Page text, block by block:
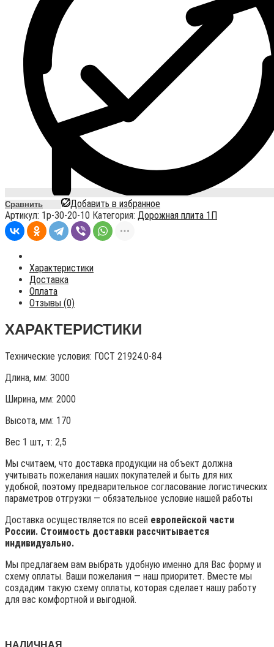
Сравнить
Добавить в избранное
Артикул: 1p-30-20-10 Категория: Дорожная плита 1П
Характеристики
Доставка
Оплата
Отзывы (0)
ХАРАКТЕРИСТИКИ
Технические условия: ГОСТ 21924.0-84
Длина, мм: 3000
Ширина, мм: 2000
Высота, мм: 170
Вес 1 шт, т: 2,5
Мы считаем, что доставка продукции на объект должна
учитывать пожелания наших покупателей и быть для них
удобной, поэтому предварительное согласование логистических
параметров отгрузки — обязательное условие нашей работы
Доставка осуществляется по всей европейской части
России. Стоимость доставки рассчитывается
индивидуально.
Мы предлагаем вам выбрать удобную именно для Вас форму и
схему оплаты. Ваши пожелания — наш приоритет. Вместе мы
создадим такую схему оплаты, которая сделает нашу работу
для вас комфортной и выгодной.